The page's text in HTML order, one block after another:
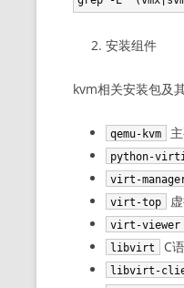
安装组件
kvm相关安装包及
qemu-kvm
python-
virt-
virt-top
virt-viewer
libvirt C
libvirt-